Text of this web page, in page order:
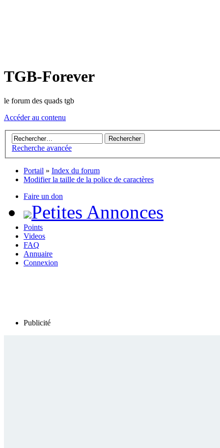
TGB-Forever
le forum des quads tgb
Accéder au contenu
Recherche avancée
Portail » Index du forum
Modifier la taille de la police de caractères
Faire un don
Petites Annonces
Points
Videos
FAQ
Annuaire
Connexion
Publicité